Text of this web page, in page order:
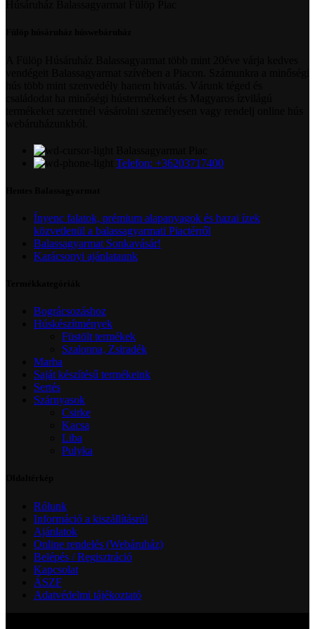
Telefon: +36203717400
Ínyenc falatok, prémium alapanyagok és hazai ízek
közvetlenül a balassagyarmati Piactérről
Balassagyarmat Sonkavásár!
Karácsonyi ajánlataunk
Bográcsozáshoz
Húskészítmények
Füstölt termékek
Szalonna, Zsiradék
Marha
Saját készítésű termékeink
Sertés
Szárnyasok
Csirke
Kacsa
Liba
Pulyka
Rólunk
Információ a kiszállításról
Ajánlatok
Online rendelés (Webáruház)
Belépés / Regisztráció
Kapcsolat
ÁSZF
Adatvédelmi tájékoztató